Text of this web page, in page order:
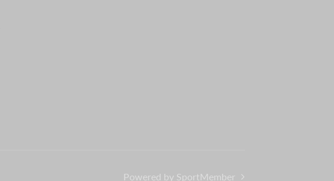
Powered by SportMember